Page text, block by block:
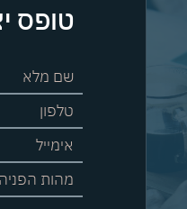
טופס